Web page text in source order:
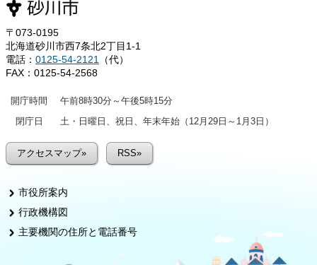
〒073-0195
北海道砂川市西7条北2丁目1-1
電話： 0125-54-2121 （代）
FAX：0125-54-2568
開庁時間
午前8時30分～午後5時15分
閉庁日
土・日曜日、祝日、年末年始（12月29日～1月3日）
アクセスマップ» RSS»
市役所案内
行政機構図
主要機関の住所と電話番号